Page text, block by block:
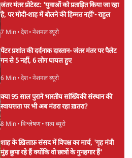
जंतर मंतर प्रोटेस्ट: 'युवाओं को प्रताड़ित किया जा रहा
है, पर मोदी-शाह में बोलने की हिम्मत नहीं'- राहुल
7 Min• देश• नेशनल ब्यूरो
पेंटर प्रशांत की दर्दनाक दास्तान- जंतर मंतर पर पैलेट
गन से 5 नहीं, 6 लोग घायल हुए
6 Min• देश• नेशनल ब्यूरो
क्या 95 साल पुराने भारतीय सांख्यिकी संस्थान की
स्वायत्तता पर भी अब मंडरा रहा ख़तरा?
8 Min• विश्लेषण• सत्य ब्यूरो
शाह के ख़िलाफ़ संसद में विपक्ष का मार्च, 'गृह मंत्री
मुंह छुपा रहे हैं क्योंकि वो छात्रों के गुनहगार हैं'